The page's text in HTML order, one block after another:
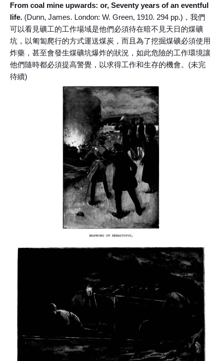
From coal mine upwards: or, Seventy years of an eventful
life. (Dunn, James. London: W. Green, 1910. 294 pp.)，我們
可以看見礦工的工作場域是他們必須待在暗不見天日的煤礦
坑，以匍匐爬行的方式運送煤炭，而且為了挖掘煤礦必須使用
炸藥，甚至會發生煤礦坑爆炸的狀況，如此危險的工作環境讓
他們隨時都必須提高警覺，以求得工作和生存的機會。(未完
待續)